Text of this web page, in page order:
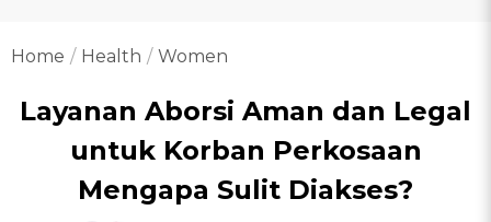
Home Health Women
Layanan Aborsi Aman dan Legal
untuk Korban Perkosaan
Mengapa Sulit Diakses?